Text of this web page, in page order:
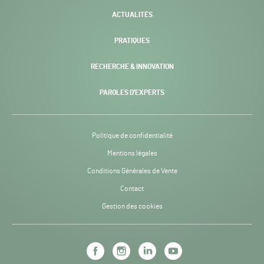
ACTUALITÉS
PRATIQUES
RECHERCHE & INNOVATION
PAROLES D’EXPERTS
Politique de confidentialité
Mentions légales
Conditions Générales de Vente
Contact
Gestion des cookies